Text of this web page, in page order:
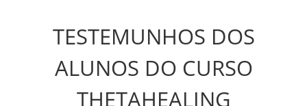
TESTEMUNHOS DOS
ALUNOS DO CURSO
THETAHEALING